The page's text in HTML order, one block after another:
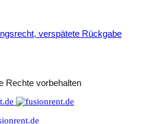
verspätete Rückgabe
Rechte vorbehalten